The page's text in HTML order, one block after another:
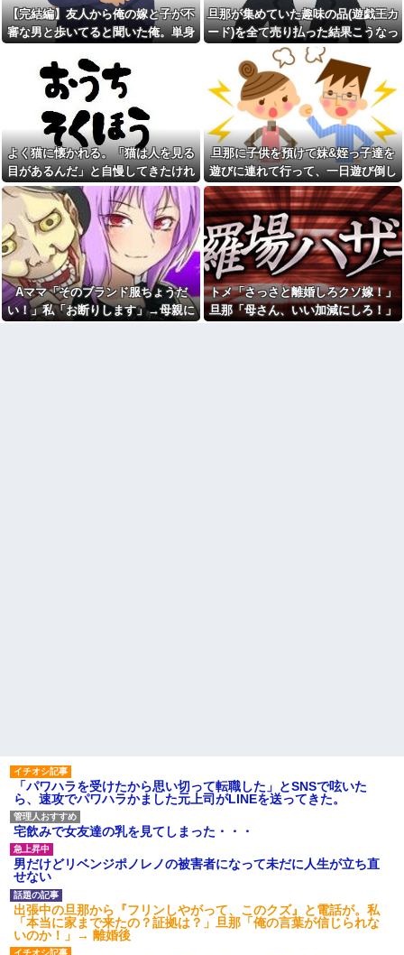
お前ら「日本も核武装汁！」
←１万発の核弾頭どこに
いて良いという報道に向き合い
ます！」X民「高市だから叩いて
良いをやってるのがお前だろ」
←これ…w w
【悲報】17歳で無期懲役にな
った奴のご尊顔、ガチで怖い
イーロン・マスク「中国のロ
ボットはデタラメで遠隔操作し
てるだけ」
職場結婚だった同僚の結婚式
の２次会に、新郎新婦がこなか
った。そのまま主役なしで食事
が始まり...
「優しい男はモテない」っ
て、正しくは「優しさ以外にセ
ールスポイントのない男がモテ
ない」なんだわ。優しさ自体を
好きではない
彼氏の家で不倫してる私。彼
触らないでよ！」キチママ『そ
こに金庫があったから、開けて
みようとしただけ☆』義兄「泥
は出てけ！二度と来るな！」結
果・・・
私「初めて飲む味だけどなん
のお茶？」彼「ちっ！」私「」
【GIF】JSのカンチョーワロ
タ
後続車にクラクションを鳴ら
され彼氏が逆切れ。「何クラク
ション鳴らしてんだ！降りてこ
いよ！」と怒鳴りだし...
本屋に現れた異臭＆浮浪者風
の男、ペタンコのボストンバッ
グをパンパンにして無会計で退
店！Gメンに確保され「なん
で？」と本気で困惑ｗｗｗ
【豹変】優しかった彼氏が同
棲した瞬間に本性を現した。束
縛→DVの毎日。やっとの思いで
逃げたが追ってきて…修羅の展
開に
一回だけ好きなところから人
生やり直せるとしたら
思わず誰かに話したくなる雑
学、なんかある？
本屋に現れた異臭＆浮浪者風
の男、ペタンコのボストンバッ
グをパンパンにして無会計で退
店！Gメンに確保され「なん
で？」と本気で困惑ｗｗｗ
旦那に子供を預けて妹&姪っ子
達を遊びに連れて行って、一日
遊び倒した。すると、旦那と喧
【完結編】友人から俺の嫁と子が不
審な男と歩いてると聞いた俺。単身
旦那が集めていた趣味の品(遊戯王カ
ード)を全て売り払った結果こうなっ
た
よく猫に懐かれる。「猫は人を見る
目があるんだ」と自慢してきたけれ
ど、今日たまたま読んだ記事である
ことを目にした
旦那に子供を預けて妹&姪っ子達を
遊びに連れて行って、一日遊び倒し
た。すると、旦那と喧嘩になってし
まい...
Aママ「そのブランド服ちょうだ
い！」私「お断りします」→母親に
トメ「さっさと離婚しろクソ嫁！」
旦那「母さん、いい加減にしろ！」
「パワハラを受けたから思い切って転職した」とSNSで呟いた
ら、速攻でパワハラかました元上司がLINEを送ってきた。
宅飲みで女友達の乳を見てしまった・・・
男だけどリベンジポノレノの被害者になって未だに人生が立ち直
せない
出張中の旦那から『フリンしやがって、このクズ』と電話が。私
「本当に家まで来たの？証拠は？」旦那「俺の言葉が信じられな
いのか！」→ 離婚後